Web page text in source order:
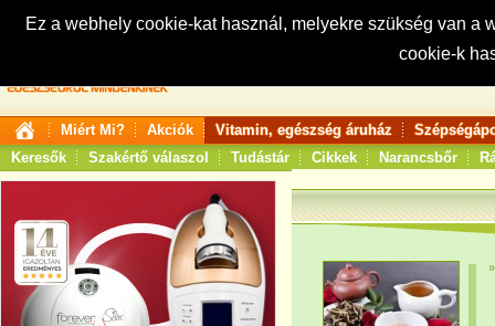
Ez a webhely cookie-kat használ, melyekre szükség van
cookie-k
Keresés:
Miért Mi? Akciók Vitamin, egészség áruház
Keresők
Szakértő válaszol Tudástár Cikkek Narancsbőr